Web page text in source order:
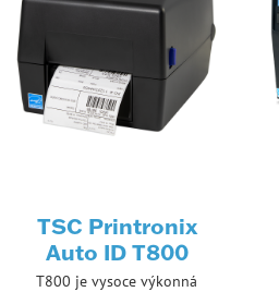
TSC Printronix
Auto ID T800
T800 je vysoce výkonná